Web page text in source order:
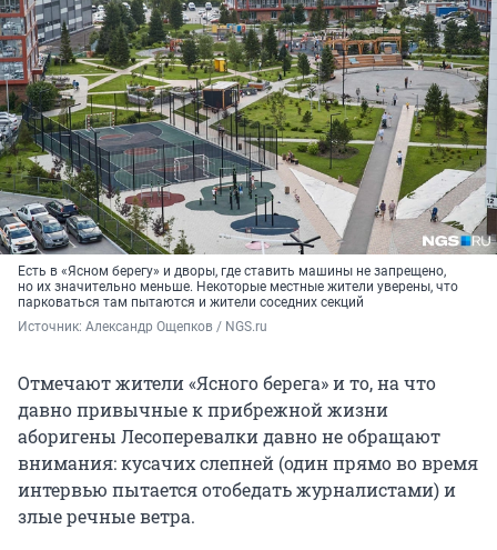
Есть в «Ясном берегу» и дворы, где ставить машины не запрещено,
но их значительно меньше. Некоторые местные жители уверены, что
парковаться там пытаются и жители соседних секций
Источник: Александр Ощепков / NGS.ru
Отмечают жители «Ясного берега» и то, на что
давно привычные к прибрежной жизни
аборигены Лесоперевалки давно не обращают
внимания: кусачих слепней (один прямо во время
интервью пытается отобедать журналистами) и
злые речные ветра.